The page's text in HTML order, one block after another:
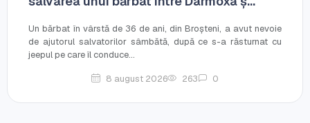
Un bărbat în vârstă de 36 de ani, din Broșteni, a avut nevoie
de ajutorul salvatorilor sâmbătă, după ce s-a răsturnat cu
jeepul pe care îl conduce...
8 august 2026 263 0